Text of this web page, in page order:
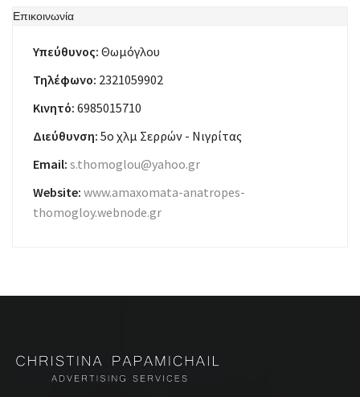
Επικοινωνία
Υπεύθυνος: Θωμόγλου
Τηλέφωνο: 2321059902
Κινητό: 6985015710
Διεύθυνση: 5ο χλμ Σερρών - Νιγρίτας
Email: s.thomoglou@yahoo.gr
Website: www.amaxomata-anatropes-
thomogloy.webnode.gr